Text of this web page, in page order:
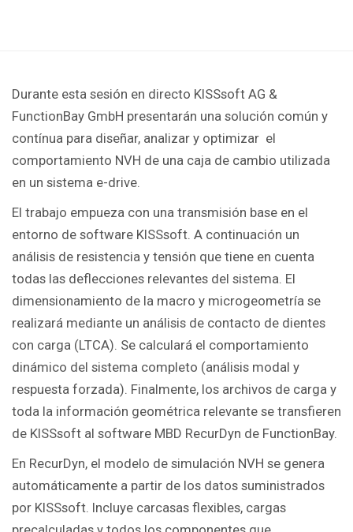
Durante esta sesión en directo KISSsoft AG &
FunctionBay GmbH presentarán una solución común y
contínua para diseñar, analizar y optimizar el
comportamiento NVH de una caja de cambio utilizada
en un sistema e-drive.
El trabajo empueza con una transmisión base en el
entorno de software KISSsoft. A continuación un
análisis de resistencia y tensión que tiene en cuenta
todas las deflecciones relevantes del sistema. El
dimensionamiento de la macro y microgeometría se
realizará mediante un análisis de contacto de dientes
con carga (LTCA). Se calculará el comportamiento
dinámico del sistema completo (análisis modal y
respuesta forzada). Finalmente, los archivos de carga y
toda la información geométrica relevante se transfieren
de KISSsoft al software MBD RecurDyn de FunctionBay.
En RecurDyn, el modelo de simulación NVH se genera
automáticamente a partir de los datos suministrados
por KISSsoft. Incluye carcasas flexibles, cargas